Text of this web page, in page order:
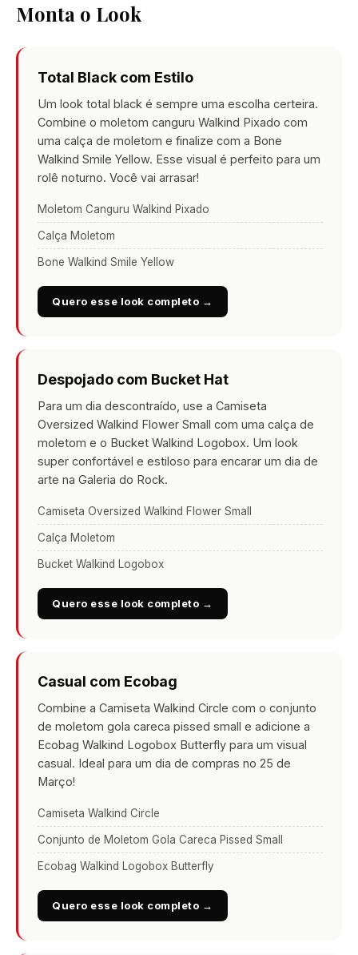
Monta o Look
Total Black com Estilo
Um look total black é sempre uma escolha certeira.
Combine o moletom canguru Walkind Pixado com
uma calça de moletom e finalize com a Bone
Walkind Smile Yellow. Esse visual é perfeito para um
rolê noturno. Você vai arrasar!
Moletom Canguru Walkind Pixado
Calça Moletom
Bone Walkind Smile Yellow
Quero esse look completo →
Despojado com Bucket Hat
Para um dia descontraído, use a Camiseta
Oversized Walkind Flower Small com uma calça de
moletom e o Bucket Walkind Logobox. Um look
super confortável e estiloso para encarar um dia de
arte na Galeria do Rock.
Camiseta Oversized Walkind Flower Small
Calça Moletom
Bucket Walkind Logobox
Quero esse look completo →
Casual com Ecobag
Combine a Camiseta Walkind Circle com o conjunto
de moletom gola careca pissed small e adicione a
Ecobag Walkind Logobox Butterfly para um visual
casual. Ideal para um dia de compras no 25 de
Março!
Camiseta Walkind Circle
Conjunto de Moletom Gola Careca Pissed Small
Ecobag Walkind Logobox Butterfly
Quero esse look completo →